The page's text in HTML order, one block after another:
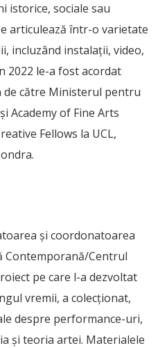
istorice, sociale sau
articulează într-o varietate
incluzând instalații, video,
2022 le-a fost acordat
către Ministerul pentru
Academy of Fine Arts
Fellows la UCL,
și coordonatoarea
Contemporană/Centrul
pe care l-a dezvoltat
vremii, a colecționat,
despre performance-uri,
și teoria artei. Materialele